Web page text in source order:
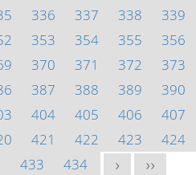
336 337 338 339
353 354 355 356
370 371 372 373
387 388 389 390
404 405 406 407
421 422 423 424
433 434 > >>